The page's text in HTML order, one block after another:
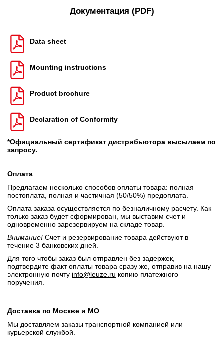
Документация (PDF)
Data sheet
Mounting instructions
Product brochure
Declaration of Conformity
*Официальный сертификат дистрибьютора высылаем по
запросу.
Оплата
Предлагаем несколько способов оплаты товара: полная
постоплата, полная и частичная (50/50%) предоплата.
Оплата заказа осуществляется по безналичному расчету. Как
только заказ будет сформирован, мы выставим счет и
одновременно зарезервируем на складе товар.
Внимание! Счет и резервирование товара действуют в
течение 3 банковских дней.
Для того чтобы заказ был отправлен без задержек,
подтвердите факт оплаты товара сразу же, отправив на нашу
электронную почту info@leuze.ru копию платежного
поручения.
Доставка по Москве и МО
Мы доставляем заказы транспортной компанией или
курьерской службой.